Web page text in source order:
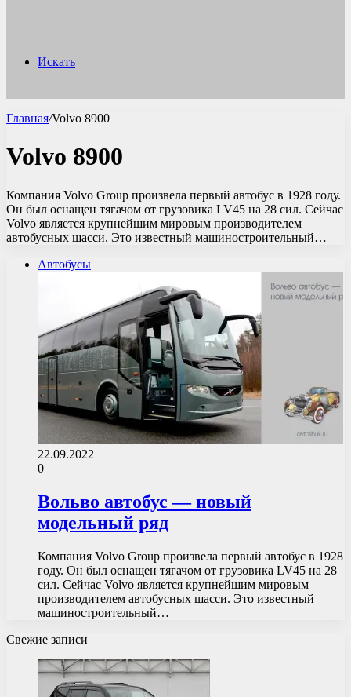
Искать
Главная/Volvo 8900
Volvo 8900
Компания Volvo Group произвела первый автобус в 1928 году.
Он был оснащен тягачом от грузовика LV45 на 28 сил. Сейчас
Volvo является крупнейшим мировым производителем
автобусных шасси. Это известный машиностроительный…
Автобусы
22.09.2022
0
Вольво автобус — новый
модельный ряд
Компания Volvo Group произвела первый автобус в 1928
году. Он был оснащен тягачом от грузовика LV45 на 28
сил. Сейчас Volvo является крупнейшим мировым
производителем автобусных шасси. Это известный
машиностроительный…
Свежие записи